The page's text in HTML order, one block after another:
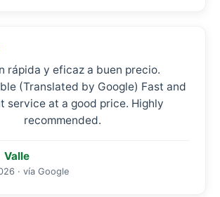
rápida y eficaz a buen precio.
(Translated by Google) Fast and
service at a good price. Highly
recommended.
Valle
· vía Google